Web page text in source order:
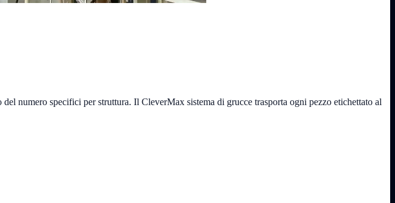
numero specifici per struttura. Il CleverMax sistema di grucce trasporta ogni pezzo etichettato al